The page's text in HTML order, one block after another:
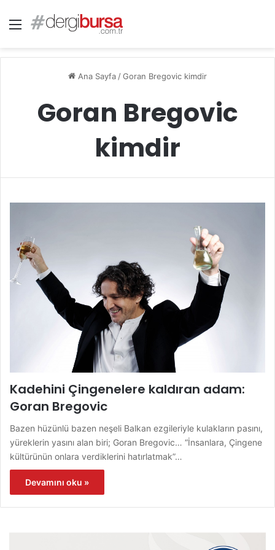
Menü
Ana Sayfa /Goran Bregovic kimdir
Goran Bregovic
kimdir
Kadehini Çingenelere kaldıran adam:
Goran Bregovic
Bazen hüzünlü bazen neşeli Balkan ezgileriyle kulakların pasını,
yüreklerin yasını alan biri; Goran Bregovic… “İnsanlara, Çingene
kültürünün onlara verdiklerini hatırlatmak”…
Devamını oku »